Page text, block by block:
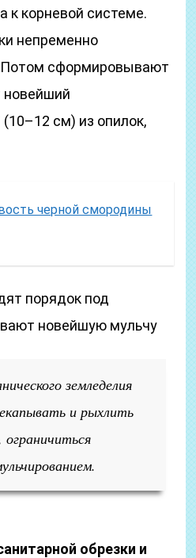
к корневой системе.
непременно
сформировывают
новейший
см) из опилок,
черной смородины
порядок под
новейшую мульчу
земледелия
и рыхлить
ограничиться
обрезки и